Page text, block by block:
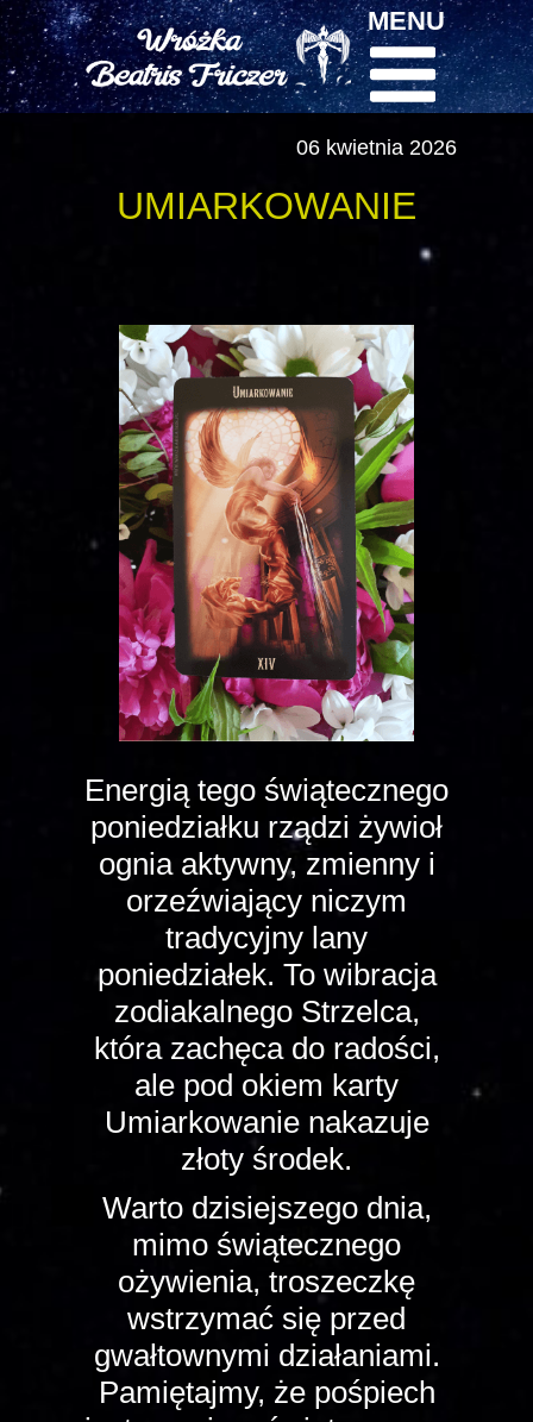
06 kwietnia 2026
Energią tego świątecznego
poniedziałku rządzi żywioł
ognia aktywny, zmienny i
orzeźwiający niczym
tradycyjny lany
poniedziałek. To wibracja
zodiakalnego Strzelca,
która zachęca do radości,
ale pod okiem karty
Umiarkowanie nakazuje
złoty środek.
Warto dzisiejszego dnia,
mimo świątecznego
ożywienia, troszeczkę
wstrzymać się przed
gwałtownymi działaniami.
Pamiętajmy, że pośpiech
UMIARKOWANIE
MENU